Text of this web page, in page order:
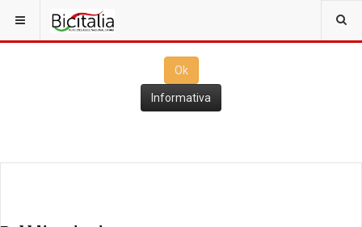
Questo sito utilizza i
Ok
Ok
Informativa